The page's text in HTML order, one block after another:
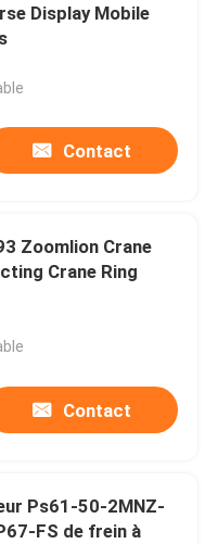
Display Mobile
Contact
Zoomlion Crane
Crane Ring
Contact
Ps61-50-2MNZ-
FS de frein à